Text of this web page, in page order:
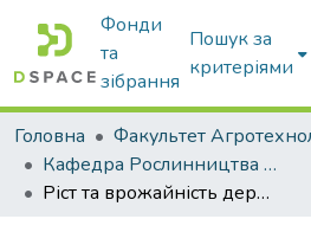
Фонди
та
зібрання
Пошук за
критеріями
Головна
Кафедра Рослинництва та садівництва ім. професора В.В. Калитки
Ріст та врожайність дерев яблуні за дії антиоксидантів в умовах степової зони України